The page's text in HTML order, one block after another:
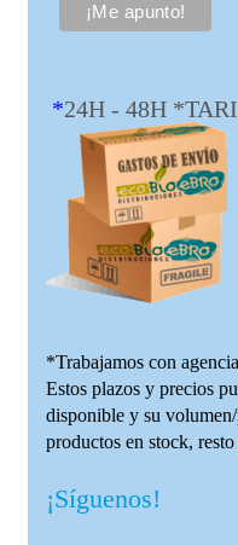
*24H - 48H
*Trabajamos con
Estos plazos y precios
disponible y su
productos en stock, resto
¡Síguenos!